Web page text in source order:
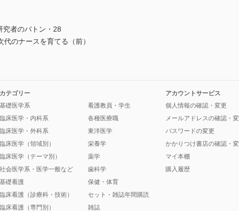
究者のバトン・28
のナースを育てる（前）
カテゴリー
基礎医学系
臨床医学・内科系
臨床医学・外科系
臨床医学（領域別）
臨床医学（テーマ別）
社会医学系・医学一般など
基礎看護
臨床看護（診療科・技術）
臨床看護（専門別）
看護教員・学生
各種医療職
東洋医学
栄養学
薬学
歯科学
保健・体育
セット・雑誌年間購読
雑誌
アカウントサービス
個人情報の確認・変更
メールアドレスの確認・
パスワードの変更
かかりつけ書店の確認・
マイ本棚
購入履歴